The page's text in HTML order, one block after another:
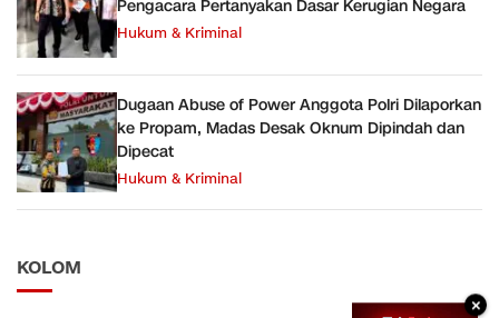
Pengacara Pertanyakan Dasar Kerugian Negara
Hukum & Kriminal
Dugaan Abuse of Power Anggota Polri Dilaporkan
ke Propam, Madas Desak Oknum Dipindah dan
Dipecat
Hukum & Kriminal
KOLOM
×